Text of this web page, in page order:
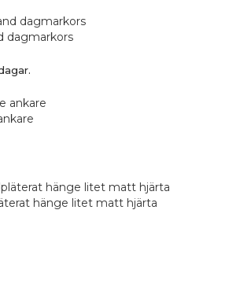
dagmarkors
hänge litet matt hjärta